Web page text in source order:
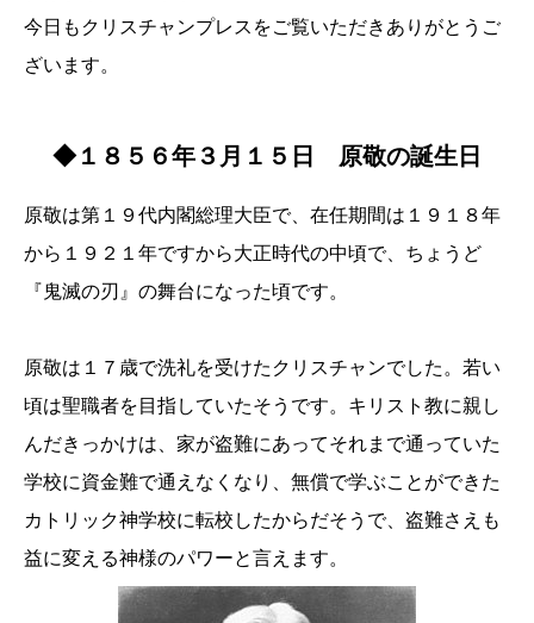
今日もクリスチャンプレスをご覧いただきありがとうご
ざいます。
◆１８５６年３月１５日 原敬の誕生日
原敬は第１９代内閣総理大臣で、在任期間は１９１８年
から１９２１年ですから大正時代の中頃で、ちょうど
『鬼滅の刃』の舞台になった頃です。
原敬は１７歳で洗礼を受けたクリスチャンでした。若い
頃は聖職者を目指していたそうです。キリスト教に親し
んだきっかけは、家が盗難にあってそれまで通っていた
学校に資金難で通えなくなり、無償で学ぶことができた
カトリック神学校に転校したからだそうで、盗難さえも
益に変える神様のパワーと言えます。